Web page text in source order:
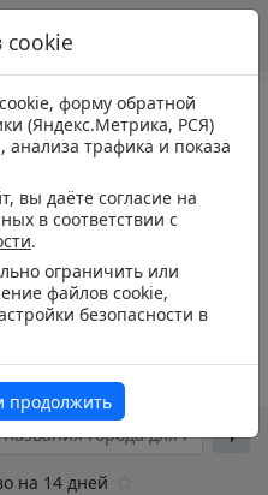
на 14 дней
cookie
форму обратной
(Яндекс.Метрика, РСЯ)
трафика и показа
вы даёте согласие на
в соответствии с
.
ограничить или
файлов cookie,
безопасности в
продолжить